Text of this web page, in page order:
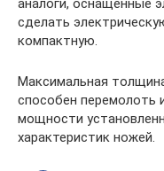
аналоги, оснащенные
сделать
компактную.
Максимальная
способен перемолоть
мощности
характеристик ножей.